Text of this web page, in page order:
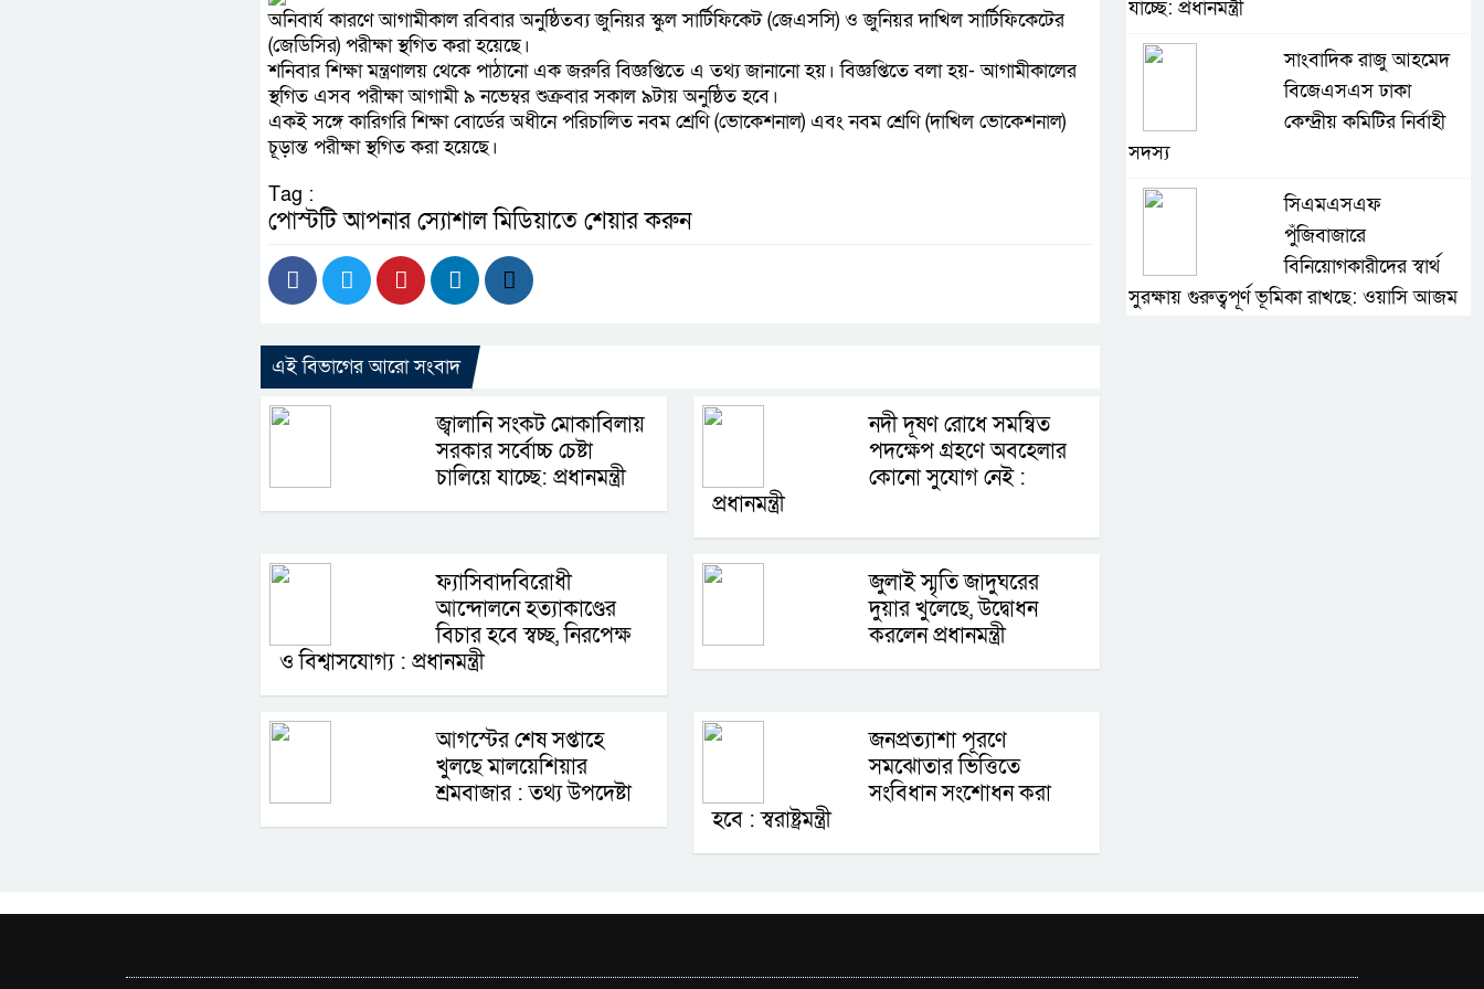
অনিবার্য কারণে আগামীকাল রবিবার অনুষ্ঠিতব্য জুনিয়র স্কুল সার্টিফিকেট (জেএসসি) ও জুনিয়র দাখিল সার্টিফিকেটের
(জেডিসির) পরীক্ষা স্থগিত করা হয়েছে।
শনিবার শিক্ষা মন্ত্রণালয় থেকে পাঠানো এক জরুরি বিজ্ঞপ্তিতে এ তথ্য জানানো হয়। বিজ্ঞপ্তিতে বলা হয়- আগামীকালের
স্থগিত এসব পরীক্ষা আগামী ৯ নভেম্বর শুক্রবার সকাল ৯টায় অনুষ্ঠিত হবে।
একই সঙ্গে কারিগরি শিক্ষা বোর্ডের অধীনে পরিচালিত নবম শ্রেণি (ভোকেশনাল) এবং নবম শ্রেণি (দাখিল ভোকেশনাল)
চূড়ান্ত পরীক্ষা স্থগিত করা হয়েছে।
Tag :
পোস্টটি আপনার স্যোশাল মিডিয়াতে শেয়ার করুন
এই বিভাগের আরো সংবাদ
জ্বালানি সংকট মোকাবিলায়
সরকার সর্বোচ্চ চেষ্টা
চালিয়ে যাচ্ছে: প্রধানমন্ত্রী
নদী দূষণ রোধে সমন্বিত
পদক্ষেপ গ্রহণে অবহেলার
কোনো সুযোগ নেই :
প্রধানমন্ত্রী
ফ্যাসিবাদবিরোধী
আন্দোলনে হত্যাকাণ্ডের
বিচার হবে স্বচ্ছ, নিরপেক্ষ
ও বিশ্বাসযোগ্য : প্রধানমন্ত্রী
জুলাই স্মৃতি জাদুঘরের
দুয়ার খুলেছে, উদ্বোধন
করলেন প্রধানমন্ত্রী
আগস্টের শেষ সপ্তাহে
খুলছে মালয়েশিয়ার
শ্রমবাজার : তথ্য উপদেষ্টা
জনপ্রত্যাশা পূরণে
সমঝোতার ভিত্তিতে
সংবিধান সংশোধন করা
হবে : স্বরাষ্ট্রমন্ত্রী
যাচ্ছে: প্রধানমন্ত্রী
সাংবাদিক রাজু আহমেদ
বিজেএসএস ঢাকা
কেন্দ্রীয় কমিটির নির্বাহী
সদস্য
সিএমএসএফ
পুঁজিবাজারে
বিনিয়োগকারীদের স্বার্থ
সুরক্ষায় গুরুত্বপূর্ণ ভূমিকা রাখছে: ওয়াসি আজম